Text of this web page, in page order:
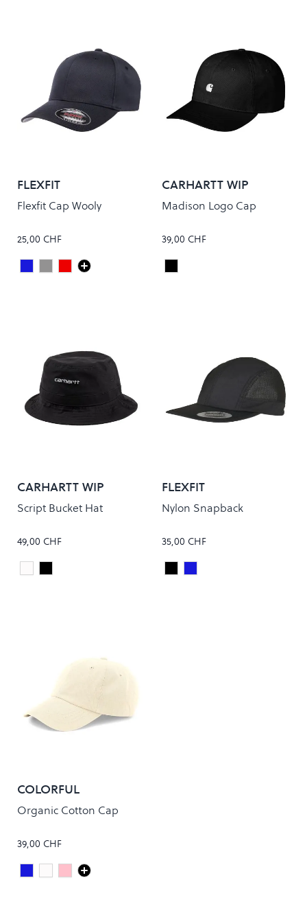
FLEXFIT
Flexfit Cap Wooly
25,00 CHF
Colour
Dark Navy
GreyMaroon
CARHARTT WIP
Madison Logo Cap
39,00 CHF
Colour
Black/White
CARHARTT WIP
Script Bucket Hat
49,00 CHF
Colour
White/Black
Black/White
FLEXFIT
Nylon Snapback
35,00 CHF
Colour
BlackNavy
COLORFUL
STANDARD
Organic Cotton Cap
39,00 CHF
Colour
Faded Indigo
Ivory White
FADED PINK